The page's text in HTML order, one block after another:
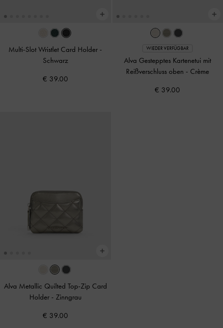
Multi-Slot Wristlet Card Holder -
Schwarz
€ 39.00
WIEDER VERFÜGBAR
Alva Gestepptes Kartenetui mit
Reißverschluss oben - Crème
€ 39.00
Alva Metallic Quilted Top-Zip Card
Holder - Zinngrau
€ 39.00